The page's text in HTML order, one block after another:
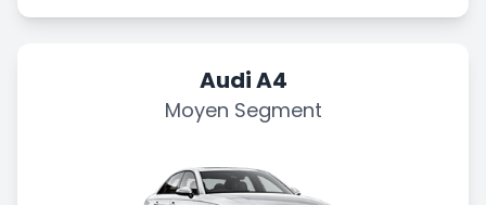
Audi A4
Moyen Segment